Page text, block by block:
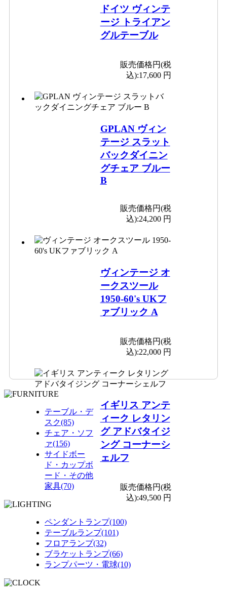
ドイツ ヴィンテ
ージ トライアン
グルテーブル
販売価格円(税
込):17,600 円
GPLAN ヴィン
テージ スラット
バックダイニン
グチェア ブルー
B
販売価格円(税
込):24,200 円
ヴィンテージ オ
ークスツール
1950-60's UKフ
ァブリック A
販売価格円(税
込):22,000 円
イギリス アンテ
ィーク レタリン
グ アドバタイジ
ング コーナーシ
ェルフ
販売価格円(税
込):49,500 円
テーブル・デ
スク(85)
チェア・ソフ
ァ(156)
サイドボー
ド・カップボ
ード・その他
家具(70)
ペンダントランプ(100)
テーブルランプ(101)
フロアランプ(32)
ブラケットランプ(66)
ランプパーツ・電球(10)